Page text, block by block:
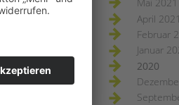
April
Februar
Januar
2020